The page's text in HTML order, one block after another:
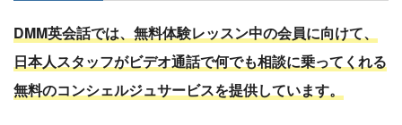
DMM英会話では、無料体験レッスン中の会員に向けて、
日本人スタッフがビデオ通話で何でも相談に乗ってくれる
無料のコンシェルジュサービスを提供しています。